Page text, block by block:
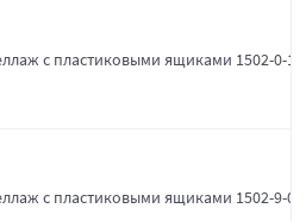
с пластиковыми ящиками 1502-0-
с пластиковыми ящиками 1502-9-0-